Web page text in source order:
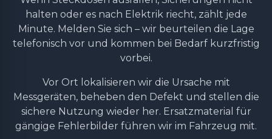
halten oder es nach Elektrik riecht, zählt jede
Minute. Melden Sie sich – wir beurteilen die Lage
telefonisch vor und kommen bei Bedarf kurzfristig
vorbei.
Vor Ort lokalisieren wir die Ursache mit
Messgeräten, beheben den Defekt und stellen die
sichere Nutzung wieder her. Ersatzmaterial für
gängige Fehlerbilder führen wir im Fahrzeug mit.